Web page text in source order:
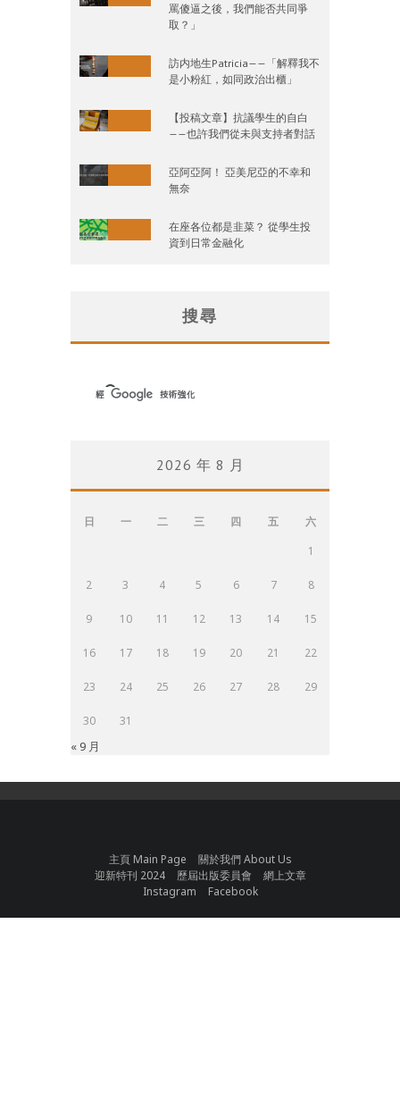
罵傻逼之後，我們能否共同爭
取？」
訪内地生Patricia——「解釋我不
是小粉紅，如同政治出櫃」
【投稿文章】抗議學生的自白
——也許我們從未與支持者對話
亞阿亞阿！ 亞美尼亞的不幸和
無奈
在座各位都是韭菜？ 從學生投
資到日常金融化
搜尋
2026 年 8 月
日 一 二 三 四 五
六
1
2 3 4 5 6 7 8
9 10 11 12 13 14 15
16 17 18 19 20 21 22
23 24 25 26 27 28 29
30 31
« 9 月
主頁 Main Page
關於我們 About Us
迎新特刊 2024
歷屆出版委員會
網上文章
Instagram
Facebook